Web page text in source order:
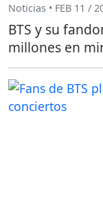
Noticias • FEB 11 /
BTS y su
millones en